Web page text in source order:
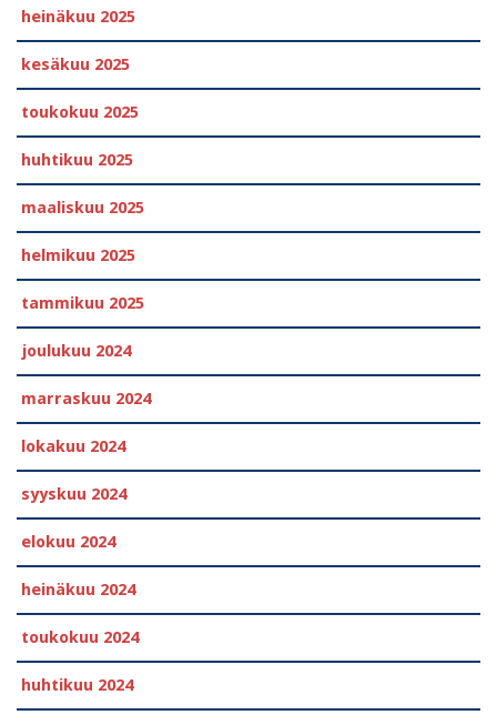
heinäkuu 2025
kesäkuu 2025
toukokuu 2025
huhtikuu 2025
maaliskuu 2025
helmikuu 2025
tammikuu 2025
joulukuu 2024
marraskuu 2024
lokakuu 2024
syyskuu 2024
elokuu 2024
heinäkuu 2024
toukokuu 2024
huhtikuu 2024